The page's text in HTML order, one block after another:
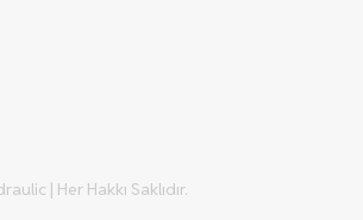
| Her Hakkı Saklıdır.